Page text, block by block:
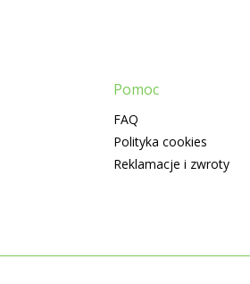
Pomoc
FAQ
Polityka cookies
Reklamacje i zwroty